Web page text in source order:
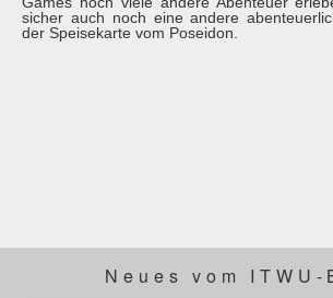
sicher auch noch eine andere
der Speisekarte vom Poseidon.
Neues vom ITWU-